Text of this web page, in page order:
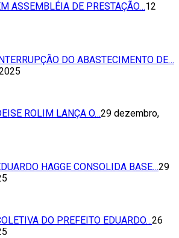
ASSEMBLÉIA DE PRESTAÇÃO…12
DO ABASTECIMENTO DE…
ROLIM LANÇA O…29 dezembro,
HAGGE CONSOLIDA BASE…29
DO PREFEITO EDUARDO…26